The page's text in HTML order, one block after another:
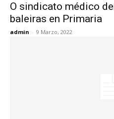
O sindicato médico
baleiras en Primaria
admin - 9 Marzo, 2022